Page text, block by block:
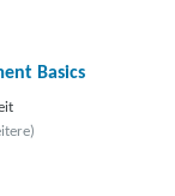
Basics